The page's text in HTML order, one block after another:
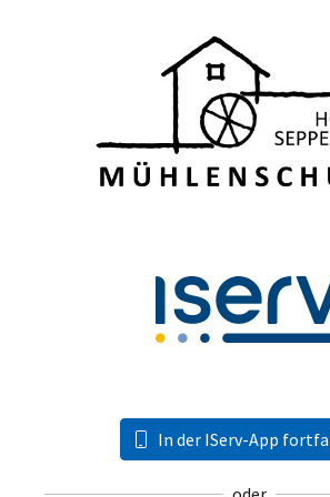
In der IServ-App